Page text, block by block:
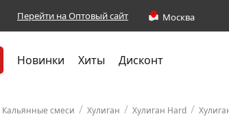
Перейти на Оптовый сайт
Новинки Хиты Дисконт
Кальянные смеси / Хулиган / Хулиган Hard /